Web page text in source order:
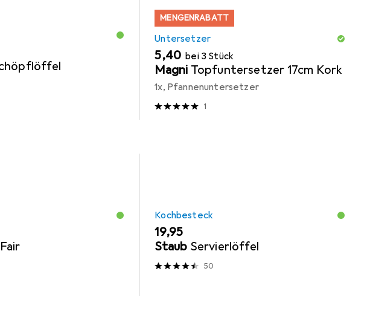
MENGENRABATT
Untersetzer
EUR
5,40 bei 3 Stück
Magni Topfuntersetzer 17cm Kork
1x, Pfannenuntersetzer
1
Fair
Kochbesteck
EUR
19,95
Staub Servierlöffel
50